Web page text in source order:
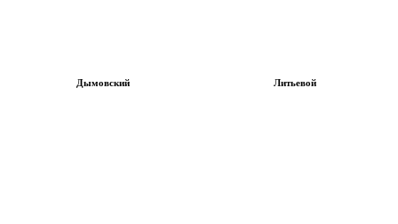
Дымовский Литьевой